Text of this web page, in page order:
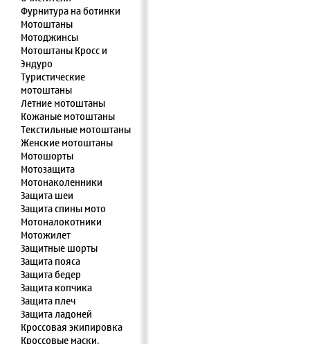
Фурнитура на ботинки
Мотоштаны
Мотоджинсы
Мотоштаны Кросс и
Эндуро
Туристические
мотоштаны
Летние мотоштаны
Кожаные мотоштаны
Текстильные мотоштаны
Женские мотоштаны
Мотошорты
Мотозащита
Мотонаколенники
Защита шеи
Защита спины мото
Мотоналокотники
Мотожилет
Защитные шорты
Защита пояса
Защита бедер
Защита копчика
Защита плеч
Защита ладоней
Кроссовая экипировка